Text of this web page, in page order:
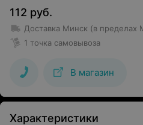
112 руб.
Доставка Минск (в пределах
1 точка самовывоза
В магазин
Характеристики